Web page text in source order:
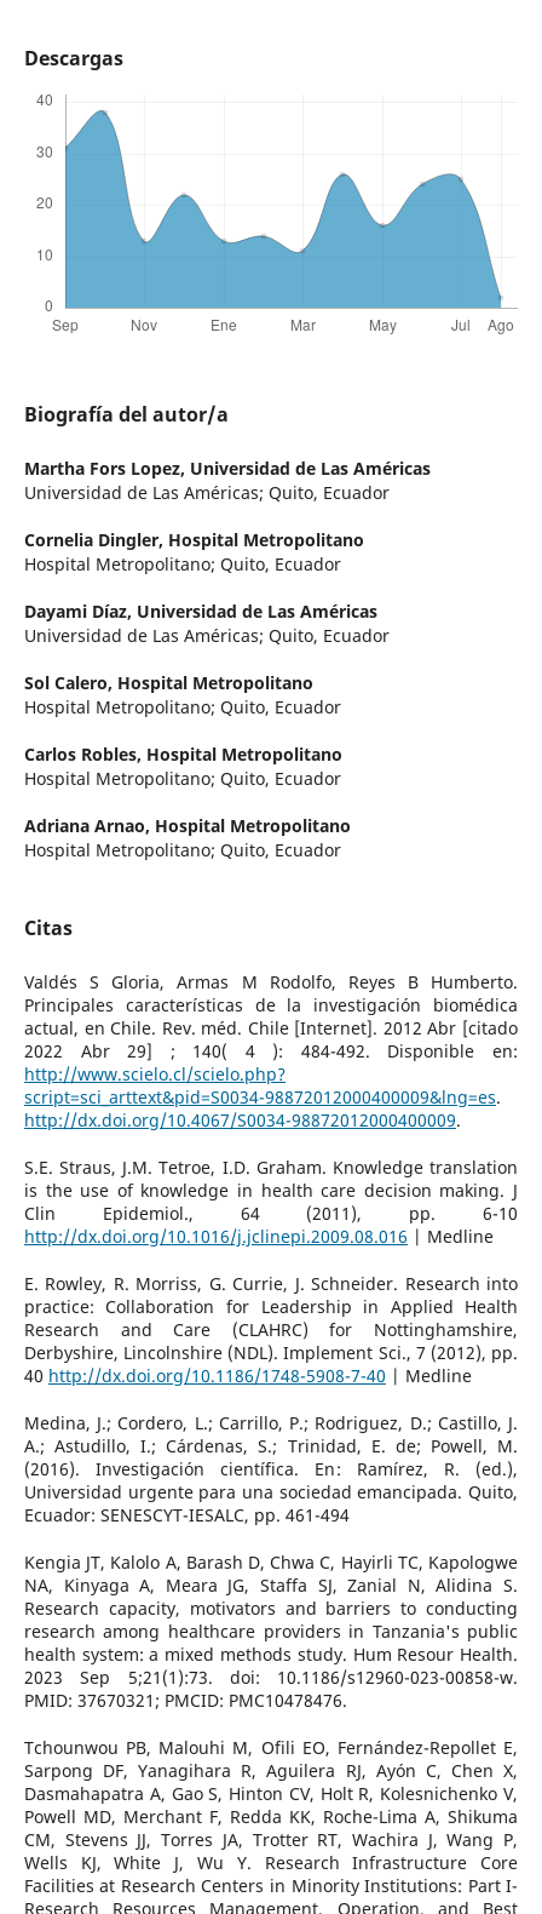
Descargas
Biografía del autor/a
Martha Fors Lopez, Universidad de Las Américas
Universidad de Las Américas; Quito, Ecuador
Cornelia Dingler, Hospital Metropolitano
Hospital Metropolitano; Quito, Ecuador
Dayami Díaz, Universidad de Las Américas
Universidad de Las Américas; Quito, Ecuador
Sol Calero, Hospital Metropolitano
Hospital Metropolitano; Quito, Ecuador
Carlos Robles, Hospital Metropolitano
Hospital Metropolitano; Quito, Ecuador
Adriana Arnao, Hospital Metropolitano
Hospital Metropolitano; Quito, Ecuador
Citas
Valdés S Gloria, Armas M Rodolfo, Reyes B Humberto.
Principales características de la investigación biomédica
actual, en Chile. Rev. méd. Chile [Internet]. 2012 Abr [citado
2022 Abr 29] ; 140( 4 ): 484-492. Disponible en:
http://www.scielo.cl/scielo.php?
script=sci_arttext&pid=S0034-98872012000400009&lng=es.
http://dx.doi.org/10.4067/S0034-98872012000400009.
S.E. Straus, J.M. Tetroe, I.D. Graham. Knowledge translation
is the use of knowledge in health care decision making. J
Clin Epidemiol., 64 (2011), pp. 6-10
http://dx.doi.org/10.1016/j.jclinepi.2009.08.016 | Medline
E. Rowley, R. Morriss, G. Currie, J. Schneider. Research into
practice: Collaboration for Leadership in Applied Health
Research and Care (CLAHRC) for Nottinghamshire,
Derbyshire, Lincolnshire (NDL). Implement Sci., 7 (2012), pp.
40 http://dx.doi.org/10.1186/1748-5908-7-40 | Medline
Medina, J.; Cordero, L.; Carrillo, P.; Rodriguez, D.; Castillo, J.
A.; Astudillo, I.; Cárdenas, S.; Trinidad, E. de; Powell, M.
(2016). Investigación científica. En: Ramírez, R. (ed.),
Universidad urgente para una sociedad emancipada. Quito,
Ecuador: SENESCYT-IESALC, pp. 461-494
Kengia JT, Kalolo A, Barash D, Chwa C, Hayirli TC, Kapologwe
NA, Kinyaga A, Meara JG, Staffa SJ, Zanial N, Alidina S.
Research capacity, motivators and barriers to conducting
research among healthcare providers in Tanzania's public
health system: a mixed methods study. Hum Resour Health.
2023 Sep 5;21(1):73. doi: 10.1186/s12960-023-00858-w.
PMID: 37670321; PMCID: PMC10478476.
Tchounwou PB, Malouhi M, Ofili EO, Fernández-Repollet E,
Sarpong DF, Yanagihara R, Aguilera RJ, Ayón C, Chen X,
Dasmahapatra A, Gao S, Hinton CV, Holt R, Kolesnichenko V,
Powell MD, Merchant F, Redda KK, Roche-Lima A, Shikuma
CM, Stevens JJ, Torres JA, Trotter RT, Wachira J, Wang P,
Wells KJ, White J, Wu Y. Research Infrastructure Core
Facilities at Research Centers in Minority Institutions: Part I-
Research Resources Management, Operation, and Best